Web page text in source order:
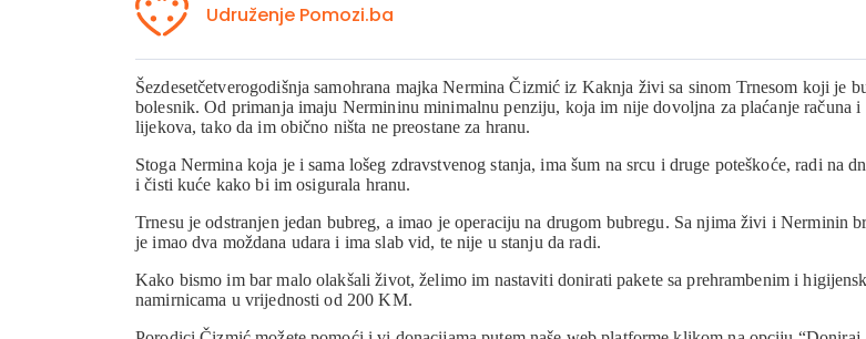
Udruženje Pomozi.ba
Šezdesetčetverogodišnja samohrana majka Nermina Čizmić iz Kaknja živi sa sinom Trnesom koji je
bolesnik. Od primanja imaju Nermininu minimalnu penziju, koja im nije dovoljna za plaćanje računa i
lijekova, tako da im obično ništa ne preostane za hranu.
Stoga Nermina koja je i sama lošeg zdravstvenog stanja, ima šum na srcu i druge poteškoće, radi na
i čisti kuće kako bi im osigurala hranu.
Trnesu je odstranjen jedan bubreg, a imao je operaciju na drugom bubregu. Sa njima živi i Nerminin
je imao dva moždana udara i ima slab vid, te nije u stanju da radi.
Kako bismo im bar malo olakšali život, želimo im nastaviti donirati pakete sa prehrambenim i
namirnicama u vrijednosti od 200 KM.